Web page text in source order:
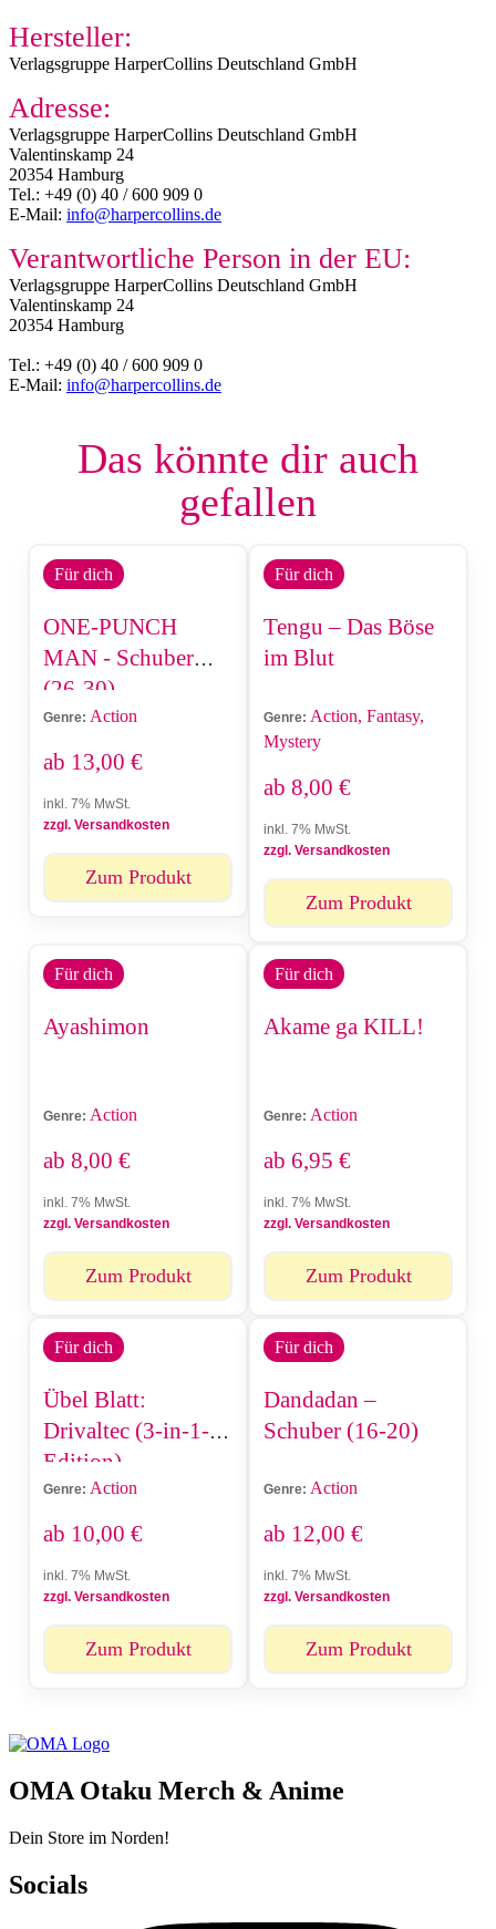
Hersteller:
Verlagsgruppe HarperCollins Deutschland GmbH
Adresse:
Verlagsgruppe HarperCollins Deutschland GmbH
Valentinskamp 24
20354 Hamburg
Tel.: +49 (0) 40 / 600 909 0
E-Mail: info@harpercollins.de
Verantwortliche Person in der EU:
Verlagsgruppe HarperCollins Deutschland GmbH
Valentinskamp 24
20354 Hamburg
Tel.: +49 (0) 40 / 600 909 0
E-Mail: info@harpercollins.de
Das könnte dir auch
gefallen
Für dich
ONE-PUNCH
MAN - Schuber
(26-30)
Genre: Action
ab 13,00 €
inkl. 7% MwSt.
zzgl. Versandkosten
Zum Produkt
Für dich
Tengu – Das Böse
im Blut
Genre: Action, Fantasy,
Mystery
ab 8,00 €
inkl. 7% MwSt.
zzgl. Versandkosten
Zum Produkt
Für dich
Ayashimon
Genre: Action
ab 8,00 €
inkl. 7% MwSt.
zzgl. Versandkosten
Zum Produkt
Für dich
Akame ga KILL!
Genre: Action
ab 6,95 €
inkl. 7% MwSt.
zzgl. Versandkosten
Zum Produkt
Für dich
Übel Blatt:
Drivaltec (3-in-1-
Edition)
Genre: Action
ab 10,00 €
inkl. 7% MwSt.
zzgl. Versandkosten
Zum Produkt
Für dich
Dandadan –
Schuber (16-20)
Genre: Action
ab 12,00 €
inkl. 7% MwSt.
zzgl. Versandkosten
Zum Produkt
OMA Otaku Merch & Anime
Dein Store im Norden!
Socials